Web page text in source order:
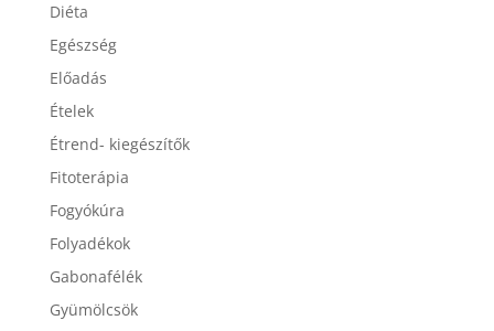
Diéta
Egészség
Előadás
Ételek
Étrend- kiegészítők
Fitoterápia
Fogyókúra
Folyadékok
Gabonafélék
Gyümölcsök